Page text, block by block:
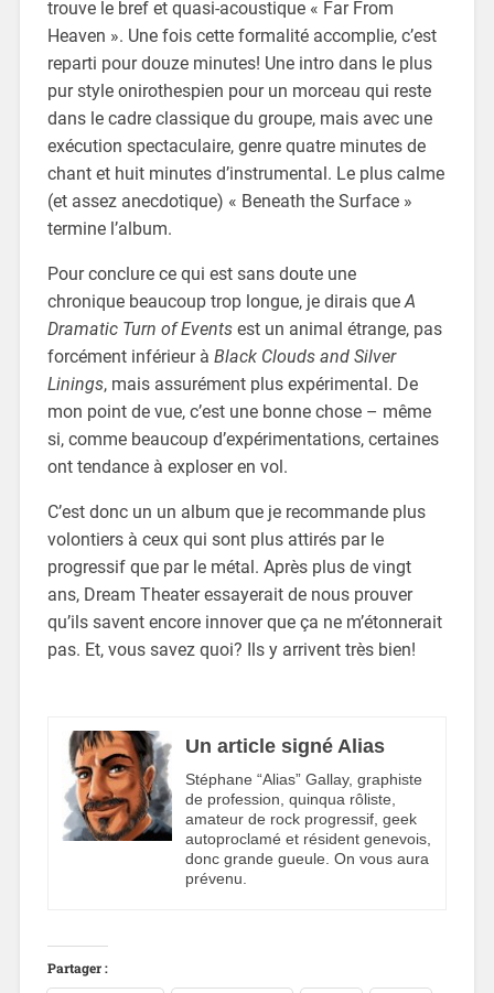
trouve le bref et quasi-acoustique « Far From
Heaven ». Une fois cette formalité accomplie, c’est
reparti pour douze minutes! Une intro dans le plus
pur style onirothespien pour un morceau qui reste
dans le cadre classique du groupe, mais avec une
exécution spectaculaire, genre quatre minutes de
chant et huit minutes d’instrumental. Le plus calme
(et assez anecdotique) « Beneath the Surface »
termine l’album.
Pour conclure ce qui est sans doute une
chronique beaucoup trop longue, je dirais queA
Dramatic Turn of Eventsest un animal étrange, pas
forcément inférieur à Black Clouds and Silver
Linings, mais assurément plus expérimental. De
mon point de vue, c’est une bonne chose – même
si, comme beaucoup d’expérimentations, certaines
ont tendance à exploser en vol.
C’est donc un un album que je recommande plus
volontiers à ceux qui sont plus attirés par le
progressif que par le métal. Après plus de vingt
ans, Dream Theater essayerait de nous prouver
qu’ils savent encore innover que ça ne m’étonnerait
pas. Et, vous savez quoi? Ils y arrivent très bien!
Un article signé Alias
Stéphane “Alias” Gallay, graphiste
de profession, quinqua rôliste,
amateur de rock progressif, geek
autoproclamé et résident genevois,
donc grande gueule. On vous aura
prévenu.
Partager :